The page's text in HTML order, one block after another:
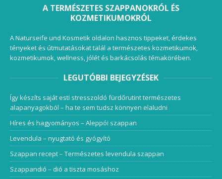
A TERMÉSZETES SZAPPANOKRÓL ÉS
KOZMETIKUMOKRÓL
A Naturseife und Kosmetik oldalon hasznos tippeket, érdekes
tényeket és útmutatásokat talál a természetes kozmetikumok,
kozmetikumok, wellness, jólét és barkácsolás témakörében.
LEGUTÓBBI BEJEGYZÉSEK
Így készíts saját esti stresszoldó fürdőrutint természetes
alapanyagokból – ha te sem tudsz könnyen elaludni
Híres és hagyományos – Aleppói szappan
Levendula – nyugtató és gyógyító
Szappan recept – Természetes levendula szappan
Szappandió – dió a tiszta mosáshoz